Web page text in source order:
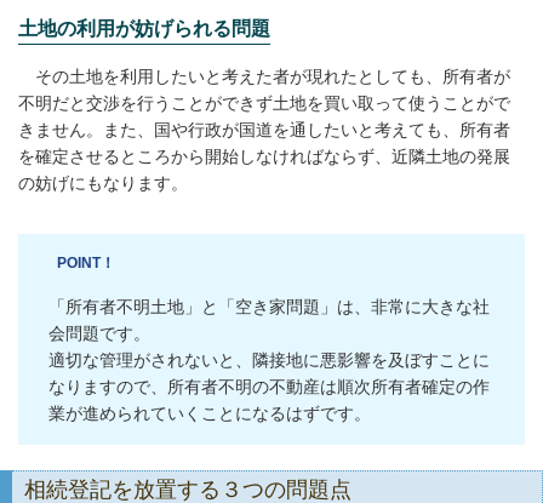
土地の利用が妨げられる問題
その土地を利用したいと考えた者が現れたとしても、所有者が
不明だと交渉を行うことができず土地を買い取って使うことがで
きません。また、国や行政が国道を通したいと考えても、所有者
を確定させるところから開始しなければならず、近隣土地の発展
の妨げにもなります。
POINT！
「所有者不明土地」と「空き家問題」は、非常に大きな社
会問題です。
適切な管理がされないと、隣接地に悪影響を及ぼすことに
なりますので、所有者不明の不動産は順次所有者確定の作
業が進められていくことになるはずです。
相続登記を放置する３つの問題点